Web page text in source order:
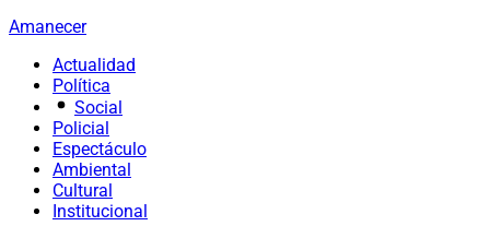
Amanecer
Actualidad
Política
Social
Policial
Espectáculo
Ambiental
Cultural
Institucional